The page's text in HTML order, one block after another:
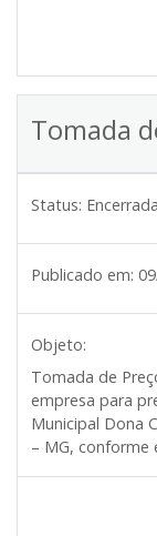
Tomada
Status: Encerrada
Publicado em:
Objeto:
Tomada de
empresa para
Municipal Dona
– MG, conforme